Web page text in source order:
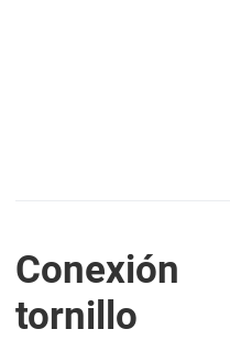
Conexión
tornillo